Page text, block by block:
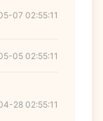
07 02:55:11
05 02:55:11
28 02:55:11